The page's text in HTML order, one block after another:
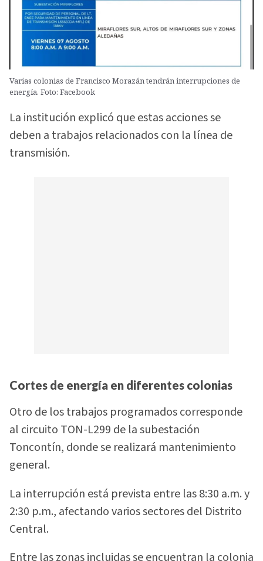
Varias colonias de Francisco Morazán tendrán interrupciones de
energía. Foto: Facebook
La institución explicó que estas acciones se
deben a trabajos relacionados con la línea de
transmisión.
Cortes de energía en diferentes colonias
Otro de los trabajos programados corresponde
al circuito TON-L299 de la subestación
Toncontín, donde se realizará mantenimiento
general.
La interrupción está prevista entre las 8:30 a.m. y
2:30 p.m., afectando varios sectores del Distrito
Central.
Entre las zonas incluidas se encuentran la colonia